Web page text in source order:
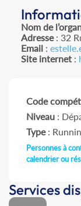
Nom de
Adresse: 32
Email:
Site internet:
Code
Niveau :
Type:
Personnes à
calendrier ou
Services